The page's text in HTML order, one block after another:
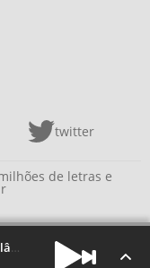
twitter
de letras e
Show De Recaída (Ao Vivo Em Uberlândia / 2018)